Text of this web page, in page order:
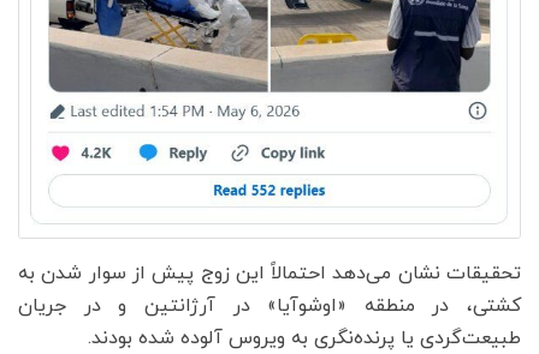
تحقیقات نشان می‌دهد احتمالاً این زوج پیش از سوار شدن به
کشتی، در منطقه «اوشوآیا» در آرژانتین و در جریان
طبیعت‌گردی یا پرنده‌نگری به ویروس آلوده شده بودند.